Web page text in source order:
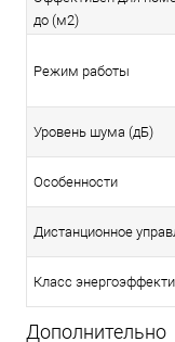
до (м2)
Режим работы
Уровень шума (дБ)
Особенности
Дистанционное
Класс
Дополнительно